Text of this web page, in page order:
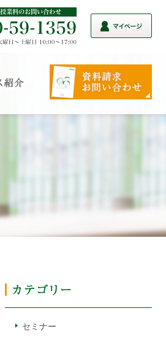
セミナー